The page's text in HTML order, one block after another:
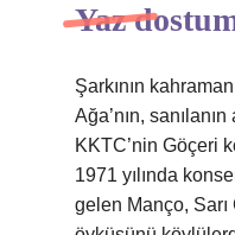
Yaz
Şarkının
Ağa’nın,
KKTC’nin Göçeri
1971 yılında
gelen Manço, Sarı